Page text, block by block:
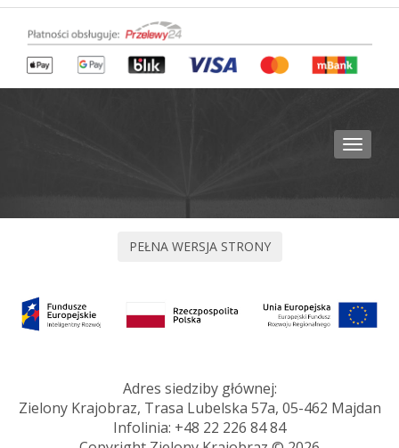
Toggle
Adres siedziby głównej:
Zielony Krajobraz, Trasa Lubelska 57a, 05-462 Majdan
Infolinia: +48 22 226 84 84